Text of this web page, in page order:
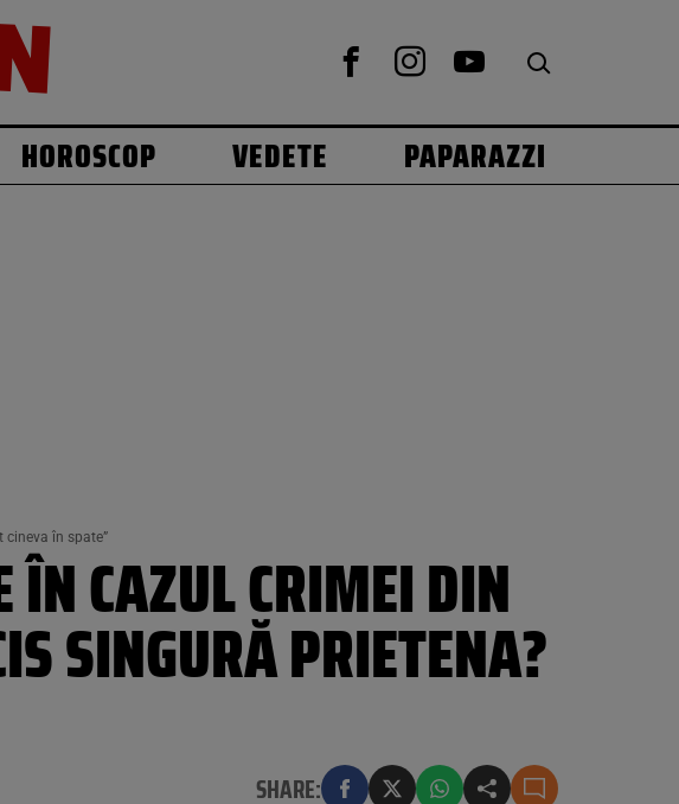
HOROSCOP VEDETE PAPARAZZI
în spate”
ÎN CAZUL CRIMEI DIN
SINGURĂ PRIETENA?
SHARE: